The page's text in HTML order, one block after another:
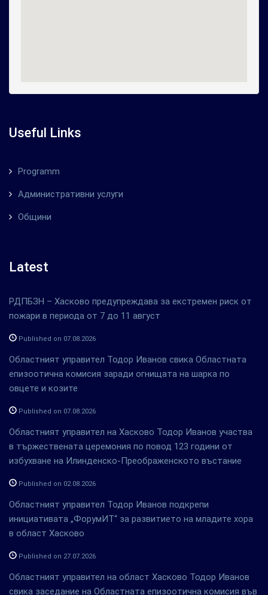
Useful Links
Programm
Административни услуги
Общини
Latest
РДПБЗН – Хасково предупреждава за екстремен риск от
пожари в периода от 7 до 11 август
Published on 07.08.2026
Областният управител Тодор Иванов свика Областната
епизоотична комисия заради огнищата на шарка по
овцете и козите
Published on 07.08.2026
Областният управител на Хасково Тодор Иванов участва
в тържествената церемония по повод 123 години от
избухване на Илинденско-Преображенското въстание
Published on 02.08.2026
Областният управител Тодор Иванов подкрепи
инициативата „ФорумИТ“ за развитието на младите хора
в област Хасково
Published on 27.07.2026
Областният управител на област Хасково Тодор Иванов
свика заседание на Областната епизоотична комисия във